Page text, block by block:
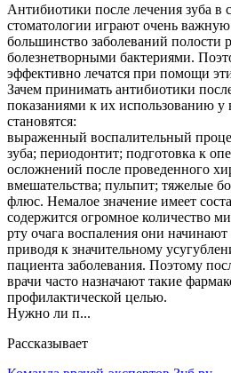
Антибиотики после лечения зуба в
стоматологии играют очень важную
большинство заболеваний полости
болезнетворными бактериями.
эффективно лечатся при помощи
Зачем принимать антибиотики
показаниями к их использованию у
становятся:
выраженный воспалительный
зуба; периодонтит; подготовка к
осложнений после проведенного
вмешательства; пульпит; тяжелые
флюс. Немалое значение имеет
содержится огромное количество
рту очага воспаления они
приводя к значительному
пациента заболевания. Поэтому
врачи часто назначают такие
профилактической целью.
Нужно ли п...
Рассказывает